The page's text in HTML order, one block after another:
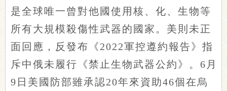
是全球唯一曾對他國使用核、化、生物等
所有大規模殺傷性武器的國家。美則未正
面回應，反發布《2022軍控遵約報告》指
斥中俄未履行《禁止生物武器公約》。6月
9日美國防部雖承認20年來資助46個在烏